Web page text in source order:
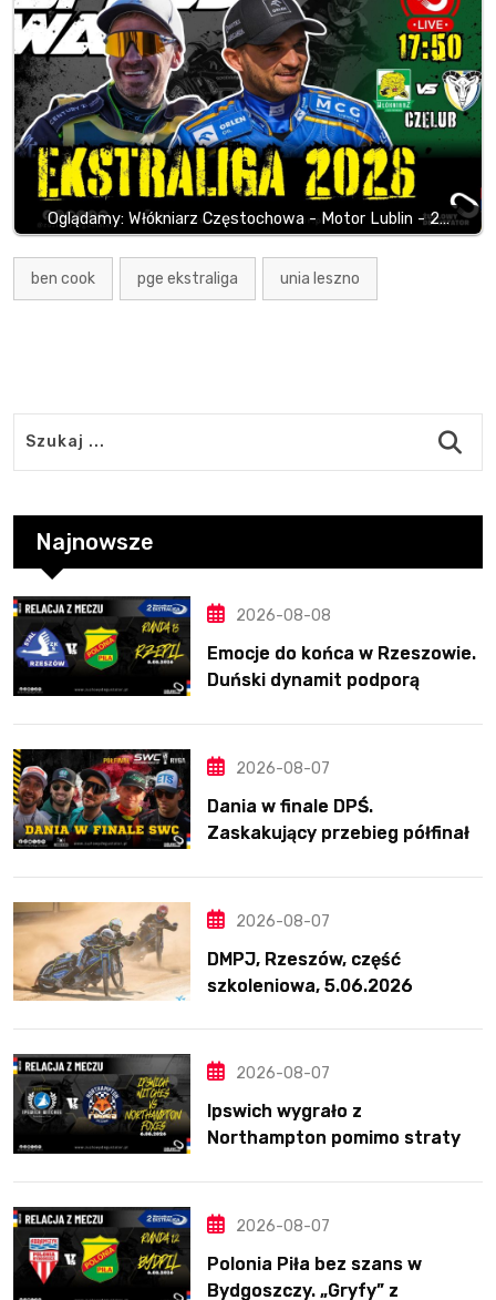
Oglądamy: Włókniarz Częstochowa - Motor Lublin - 2…
ben cook pge ekstraliga unia leszno
Najnowsze
2026-08-08
Emocje do końca w Rzeszowie.
Duński dynamit podporą
2026-08-07
Dania w finale DPŚ.
Zaskakujący przebieg półfinału
2026-08-07
DMPJ, Rzeszów, część
szkoleniowa, 5.06.2026
2026-08-07
Ipswich wygrało z
Northampton pomimo straty
2026-08-07
Polonia Piła bez szans w
Bydgoszczy. „Gryfy” z